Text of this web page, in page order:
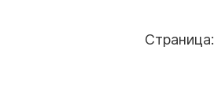
Страница: